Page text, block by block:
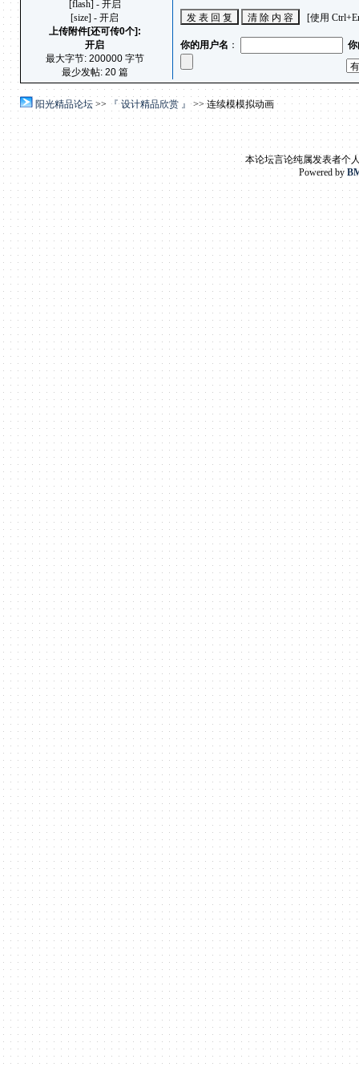
[flash] - 开启
[size] - 开启
上传附件[还可传0个]:
开启
最大字节: 200000 字节
最少发帖: 20 篇
[使用
你的用户名 ： 你
阳光精品论坛>> 『 设计精品欣赏 』 >> 连续模模拟动画
本论坛言论纯属发表者个
Powered by